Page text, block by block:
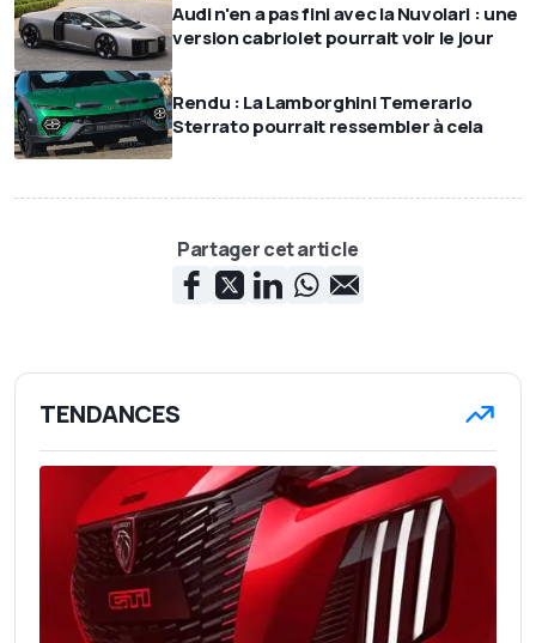
Audi n'en a pas fini avec la Nuvolari : une
version cabriolet pourrait voir le jour
Rendu : La Lamborghini Temerario
Sterrato pourrait ressembler à cela
Partager cet article
TENDANCES